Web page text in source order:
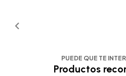
PUEDE QUE TE
Productos